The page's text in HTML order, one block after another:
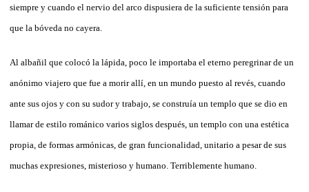
siempre y cuando el nervio del arco dispusiera de la suficiente tensión para
que la bóveda no cayera.
Al albañil que colocó la lápida, poco le importaba el eterno peregrinar de un
anónimo viajero que fue a morir allí, en un mundo puesto al revés, cuando
ante sus ojos y con su sudor y trabajo, se construía un templo que se dio en
llamar de estilo románico varios siglos después, un templo con una estética
propia, de formas armónicas, de gran funcionalidad, unitario a pesar de sus
muchas expresiones, misterioso y humano. Terriblemente humano.